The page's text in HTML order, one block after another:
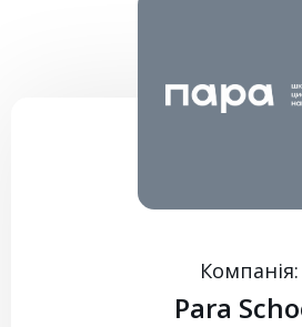
Компанія:
Para